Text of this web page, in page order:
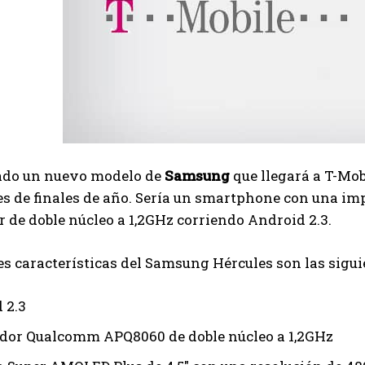
un nuevo modelo de Samsung que llegará a T-
de finales de año. Sería un smartphone con una
de doble núcleo a 1,2GHz corriendo Android 2.3.
características del Samsung Hércules son las
2.3
Qualcomm APQ8060 de doble núcleo a 1,2GHz